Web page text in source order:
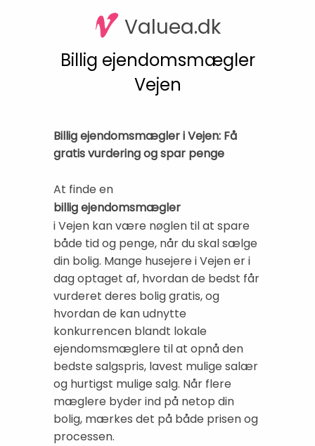
Valuea.dk
Billig ejendomsmægler
Vejen
Billig ejendomsmægler i Vejen: Få
gratis vurdering og spar penge
At finde en
billig ejendomsmægler
i Vejen kan være nøglen til at spare
både tid og penge, når du skal sælge
din bolig. Mange husejere i Vejen er i
dag optaget af, hvordan de bedst får
vurderet deres bolig gratis, og
hvordan de kan udnytte
konkurrencen blandt lokale
ejendomsmæglere til at opnå den
bedste salgspris, lavest mulige salær
og hurtigst mulige salg. Når flere
mæglere byder ind på netop din
bolig, mærkes det på både prisen og
processen.